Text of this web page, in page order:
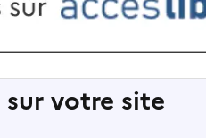
votre site